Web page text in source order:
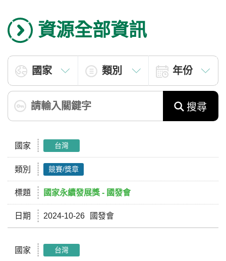
資源全部資訊
搜尋
國家 台灣
類別 競賽/獎章
標題 國家永續發展獎 - 國發會
日期 2024-10-26 國發會
國家 台灣